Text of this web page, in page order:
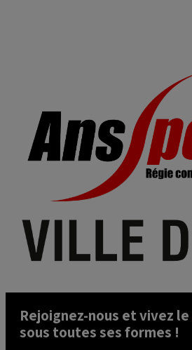
Rejoignez-nous et vivez le
sous toutes ses formes !